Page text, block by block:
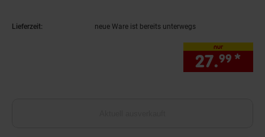
Lieferzeit: neue Ware ist bereits unterwegs
nur
27.99 *